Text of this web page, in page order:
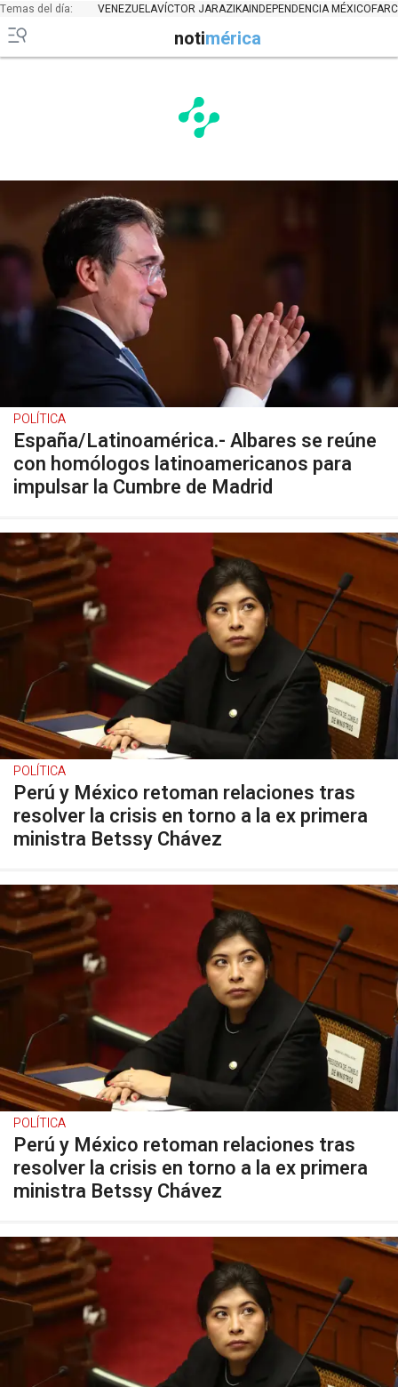
Temas del día: VENEZUELAVÍCTOR JARAZIKAINDEPENDENCIA MÉXICOFARC
notimérica
POLÍTICA
España/Latinoamérica.- Albares se reúne
con homólogos latinoamericanos para
impulsar la Cumbre de Madrid
POLÍTICA
Perú y México retoman relaciones tras
resolver la crisis en torno a la ex primera
ministra Betssy Chávez
POLÍTICA
Perú y México retoman relaciones tras
resolver la crisis en torno a la ex primera
ministra Betssy Chávez